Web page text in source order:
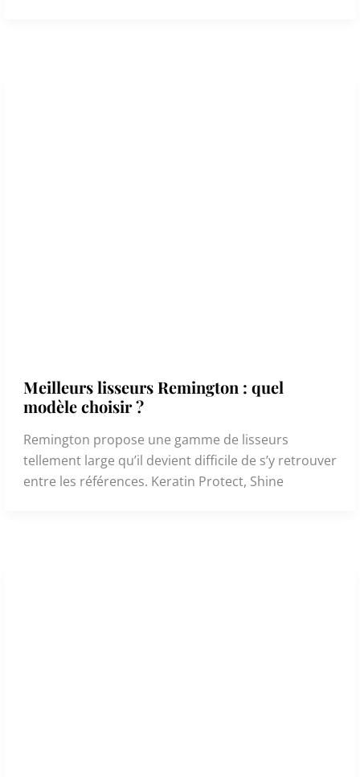
Meilleurs lisseurs Remington : quel
modèle choisir ?
Remington propose une gamme de lisseurs
tellement large qu’il devient difficile de s’y retrouver
entre les références. Keratin Protect, Shine